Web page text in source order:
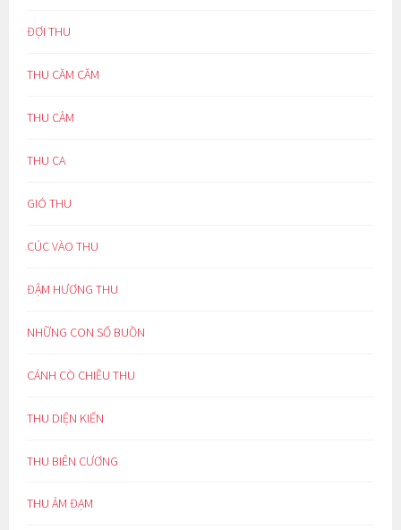
ĐỢI THU
THU CĂM CĂM
THU CẢM
THU CA
GIÓ THU
CÚC VÀO THU
ĐẬM HƯƠNG THU
NHỮNG CON SỐ BUỒN
CÁNH CÒ CHIỀU THU
THU DIỆN KIẾN
THU BIÊN CƯƠNG
THU ẢM ĐẠM